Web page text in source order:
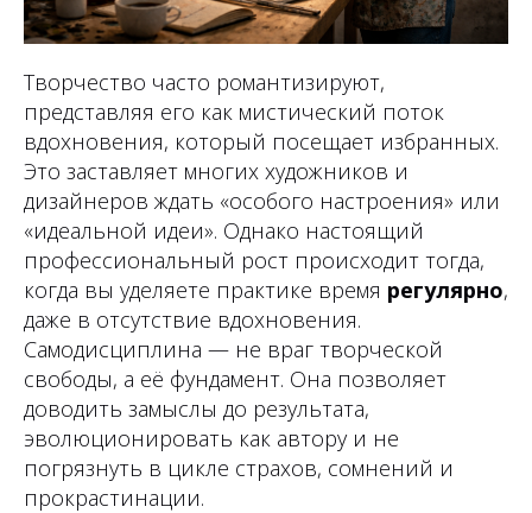
Творчество часто романтизируют,
представляя его как мистический поток
вдохновения, который посещает избранных.
Это заставляет многих художников и
дизайнеров ждать «особого настроения» или
«идеальной идеи». Однако настоящий
профессиональный рост происходит тогда,
когда вы уделяете практике время регулярно,
даже в отсутствие вдохновения.
Самодисциплина — не враг творческой
свободы, а её фундамент. Она позволяет
доводить замыслы до результата,
эволюционировать как автору и не
погрязнуть в цикле страхов, сомнений и
прокрастинации.